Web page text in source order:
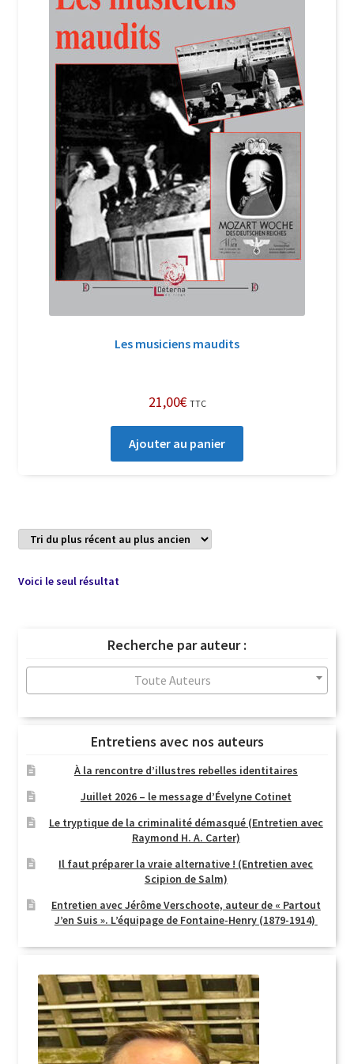
Login Customizer
Newsletter
Nous Contacter
Panier
Politique de confidentialité et cookies
Qui sommes-nous ?
Soutien à Philippe Randa
Suivi de la Commande
Les musiciens maudits
21,00€ TTC
Ajouter au panier
Voici le seul résultat
Recherche par auteur :
Toute Auteurs
Entretiens avec nos auteurs
À la rencontre d’illustres rebelles identitaires
Juillet 2026 – le message d’Évelyne Cotinet
Le tryptique de la criminalité démasqué (Entretien avec
Raymond H. A. Carter)
Il faut préparer la vraie alternative ! (Entretien avec
Scipion de Salm)
Entretien avec Jérôme Verschoote, auteur de « Partout
J’en Suis ». L’équipage de Fontaine-Henry (1879-1914)